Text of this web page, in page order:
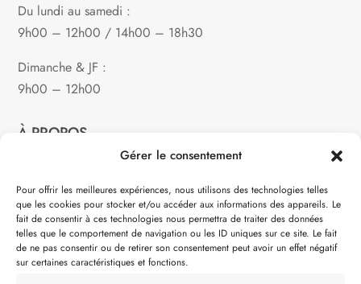
Gérer le consentement
Pour offrir les meilleures expériences, nous utilisons des technologies telles
que les cookies pour stocker et/ou accéder aux informations des appareils. Le
fait de consentir à ces technologies nous permettra de traiter des données
telles que le comportement de navigation ou les ID uniques sur ce site. Le fait
de ne pas consentir ou de retirer son consentement peut avoir un effet négatif
sur certaines caractéristiques et fonctions.
Du lundi au samedi :
9h00 – 12h00 / 14h00 – 18h30
Dimanche & JF :
9h00 – 12h00
À PROPOS
Notre philosophie
Contact
Partenaire de: